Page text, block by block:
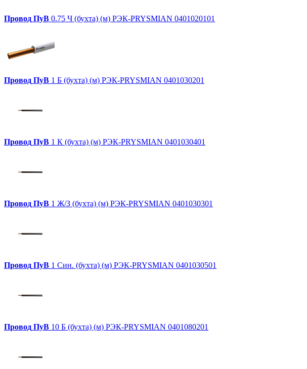
Провод ПуВ 0.75 Ч (бухта) (м) РЭК-PRYSMIAN 0401020101
Провод ПуВ 1 Б (бухта) (м) РЭК-PRYSMIAN 0401030201
Провод ПуВ 1 К (бухта) (м) РЭК-PRYSMIAN 0401030401
Провод ПуВ 1 Ж/З (бухта) (м) РЭК-PRYSMIAN 0401030301
Провод ПуВ 1 Син. (бухта) (м) РЭК-PRYSMIAN 0401030501
Провод ПуВ 10 Б (бухта) (м) РЭК-PRYSMIAN 0401080201